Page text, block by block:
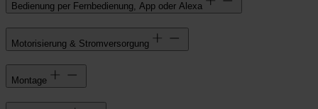
Bedienung per Fernbedienung, App oder Alexa
Motorisierung & Stromversorgung
Montage